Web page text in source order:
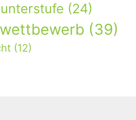
unterstufe (24)
wettbewerb (39)
(12)